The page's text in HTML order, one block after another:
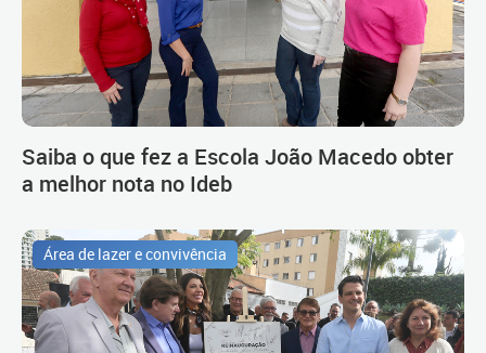
Saiba o que fez a Escola João Macedo obter
a melhor nota no Ideb
Área de lazer e convivência